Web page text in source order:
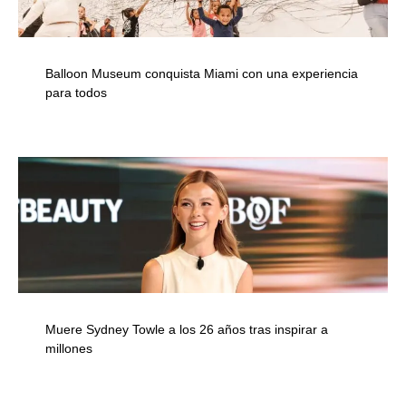
Balloon Museum conquista Miami con una experiencia
para todos
Muere Sydney Towle a los 26 años tras inspirar a
millones